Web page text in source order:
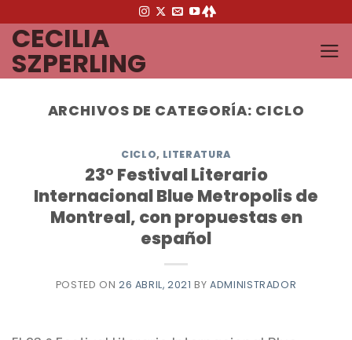
contenido
CECILIA
SZPERLING
ARCHIVOS DE CATEGORÍA: CICLO
CICLO, LITERATURA
23° Festival Literario
Internacional Blue Metropolis de
Montreal, con propuestas en
español
POSTED ON 26 ABRIL, 2021 BYADMINISTRADOR